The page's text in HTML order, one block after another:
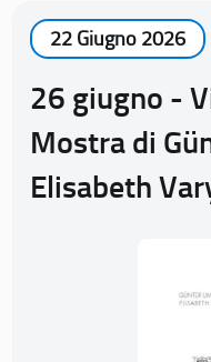
22 Giugno 2026
26 giugno -
Mostra di
Elisabeth